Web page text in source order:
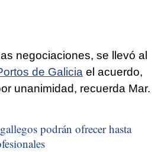
negociaciones, se llevó al
de Galicia el acuerdo,
unanimidad, recuerda Mar.
podrán ofrecer hasta